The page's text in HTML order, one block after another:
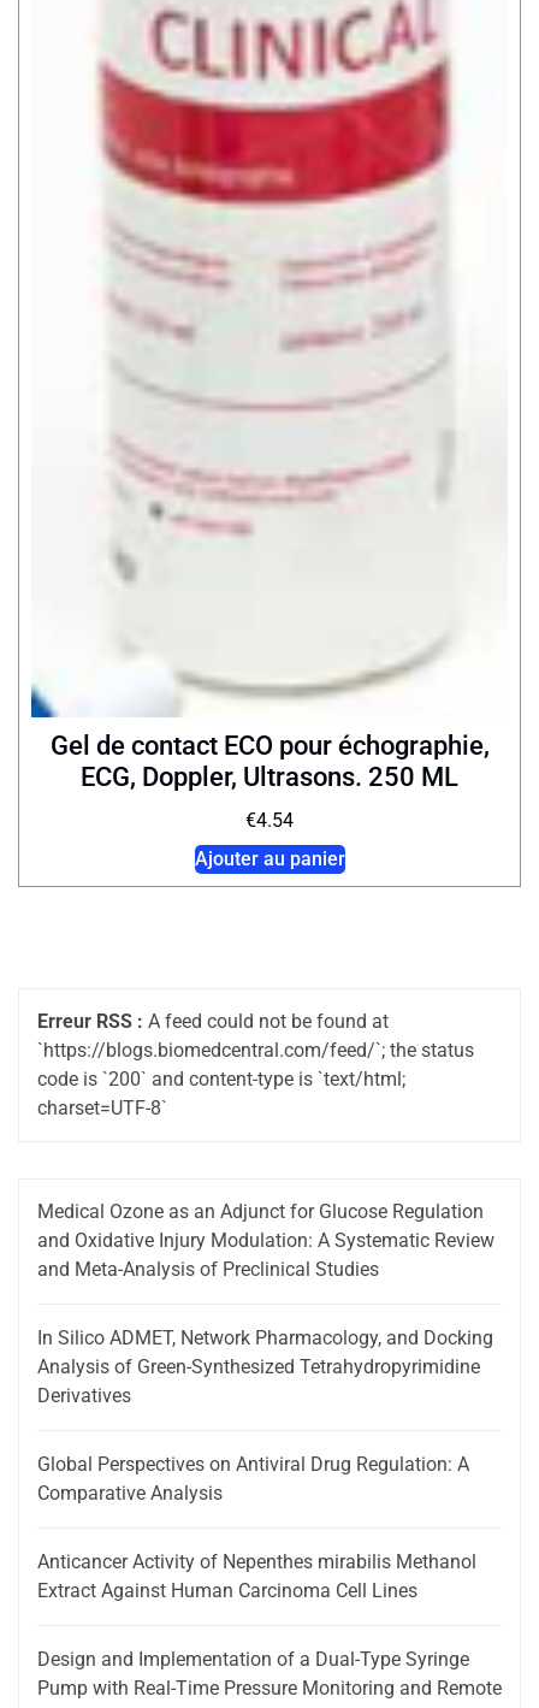
Gel de contact ECO pour échographie,
ECG, Doppler, Ultrasons. 250 ML
€4.54
Ajouter au panier
Erreur RSS : A feed could not be found at
`https://blogs.biomedcentral.com/feed/`; the status
code is `200` and content-type is `text/html;
charset=UTF-8`
Medical Ozone as an Adjunct for Glucose Regulation
and Oxidative Injury Modulation: A Systematic Review
and Meta-Analysis of Preclinical Studies
In Silico ADMET, Network Pharmacology, and Docking
Analysis of Green-Synthesized Tetrahydropyrimidine
Derivatives
Global Perspectives on Antiviral Drug Regulation: A
Comparative Analysis
Anticancer Activity of Nepenthes mirabilis Methanol
Extract Against Human Carcinoma Cell Lines
Design and Implementation of a Dual-Type Syringe
Pump with Real-Time Pressure Monitoring and Remote